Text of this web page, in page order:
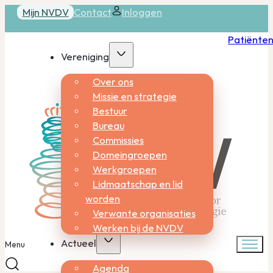
Mijn NVDV Contact Inloggen
Vereniging
Over ons
Missie en strategie
Bestuur
Bureau
Commissies
Domeingroepen
Werkgroepen
Lidmaatschap en lid
worden
Verwante organisaties
Werken bij de NVDV
Actueel
Agenda
Menu